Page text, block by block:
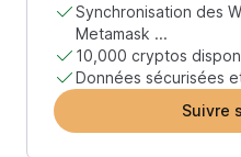
Synchronisation des
Metamask ...
10,000 cryptos
Données sécurisées
Suivre